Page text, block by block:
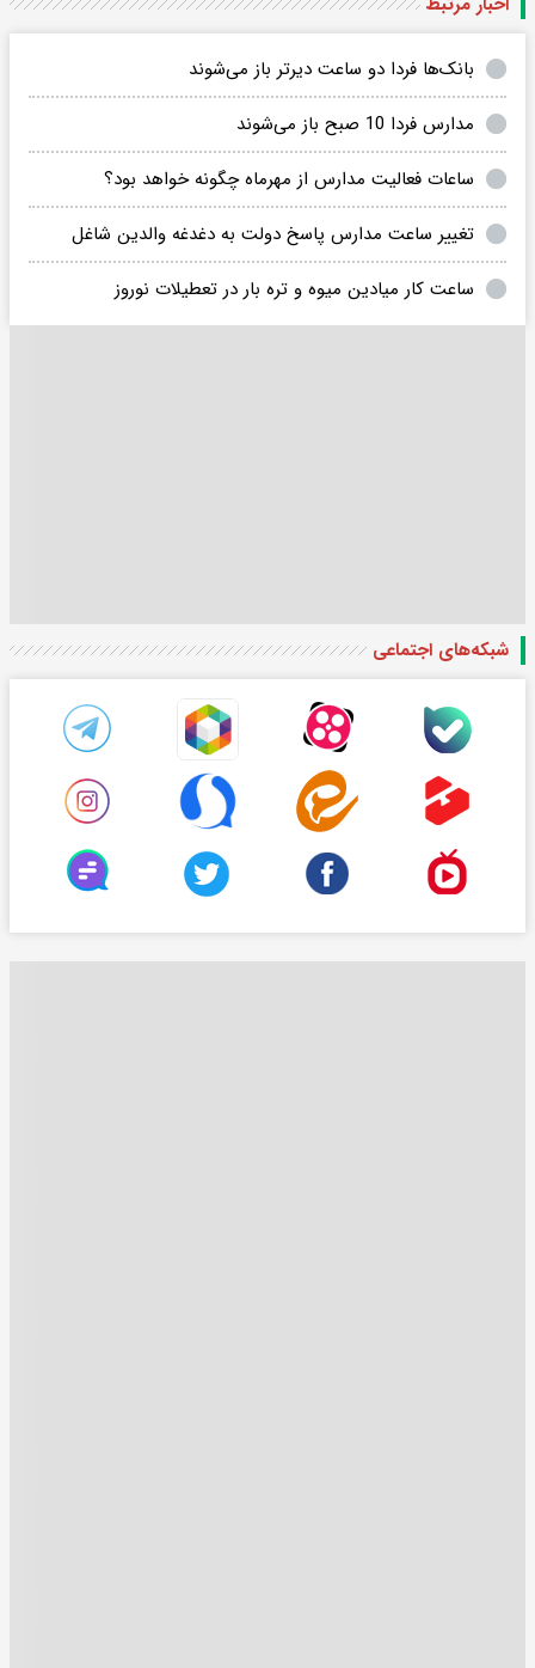
بانک‌ها فردا دو ساعت دیرتر باز می‌شوند
مدارس فردا 10 صبح باز می‌شوند
ساعات فعالیت مدارس از مهرماه چگونه خواهد بود؟
تغییر ساعت مدارس پاسخ دولت به دغدغه والدین شاغل
ساعت کار میادین میوه و تره بار در تعطیلات نوروز
شبکه‌های اجتماعی